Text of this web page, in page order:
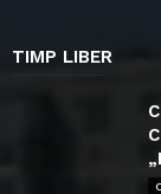
TIMP LIBER